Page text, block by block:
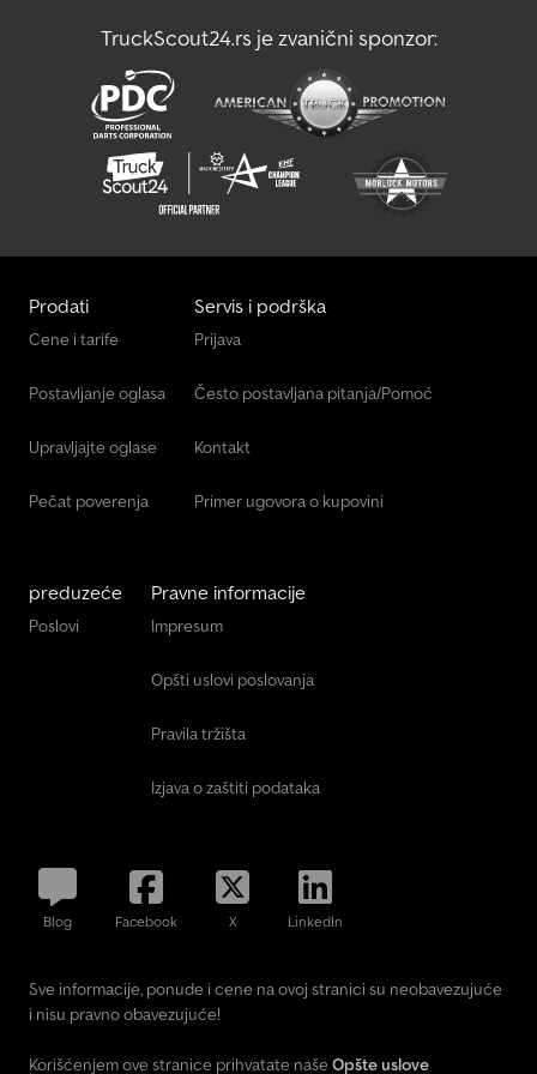
unutrašnje mere su približne. Podaci bez garancije. OTKUP JE
MOGUĆ ZA SKORO SVE!!! ZAMENA I DOPLATA SU MOGUĆI!!!
Izložbeni prostor: 58285 Gevelsberg, Am Sinnerhoop 17 Radno
vreme: ponedeljak – petak 9:00–17:00, subota 9:00–14:00 Stalno na
lageru više od 500 novih i polovnih prikolica!!! Pegasus Anhänger
GmbH Am Sinnerhoop 17 58285 Gevelsberg Tel.: Fax:
TruckScout24.rs je zvanični sponzor:
Prodati
Cene i tarife
Postavljanje oglasa
Upravljajte oglase
Pečat poverenja
Servis i podrška
Prijava
Često postavljana pitanja/Pomoć
Kontakt
Primer ugovora o kupovini
preduzeće
Poslovi
Pravne informacije
Impresum
Opšti uslovi poslovanja
Pravila tržišta
Izjava o zaštiti podataka
Blog Facebook X LinkedIn
Sve informacije, ponude i cene na ovoj stranici su neobavezujuće
i nisu pravno obavezujuće!
Korišćenjem ove stranice prihvatate naše Opšte uslove